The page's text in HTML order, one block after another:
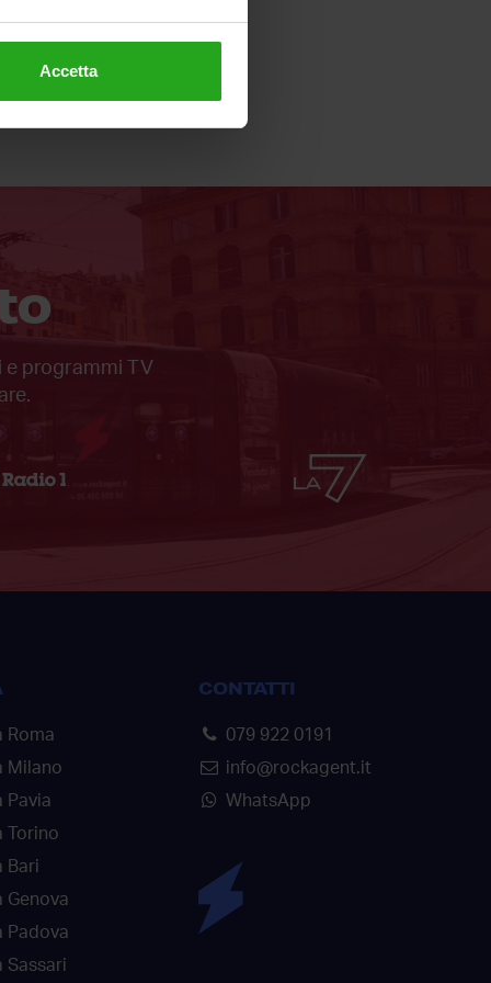
Accetta
e programmi TV
Roma
Milano
Pavia
Torino
Bari
Genova
Padova
Sassari
CONTATTI
079 922 0191
info@rockagent.it
WhatsApp